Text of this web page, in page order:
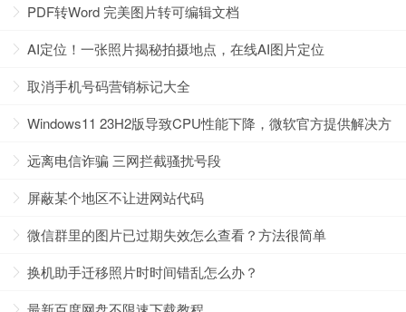
PDF转Word 完美图片转可编辑文档
AI定位！一张照片揭秘拍摄地点，在线AI图片定位
取消手机号码营销标记大全
Windows11 23H2版导致CPU性能下降，微软官方提供解决方
案
远离电信诈骗 三网拦截骚扰号段
屏蔽某个地区不让进网站代码
微信群里的图片已过期失效怎么查看？方法很简单
换机助手迁移照片时时间错乱怎么办？